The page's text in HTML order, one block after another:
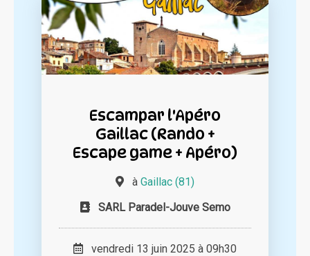
Escampar l'Apéro
Gaillac (Rando +
Escape game + Apéro)
à Gaillac (81)
SARL Paradel-Jouve Semo
vendredi 13 juin 2025 à 09h30